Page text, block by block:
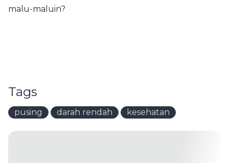
malu-maluin?
Tags
pusing darah rendah kesehatan